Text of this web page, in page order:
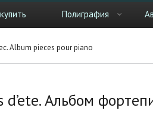
Полиграфия
Album pieces pour piano
Альбом